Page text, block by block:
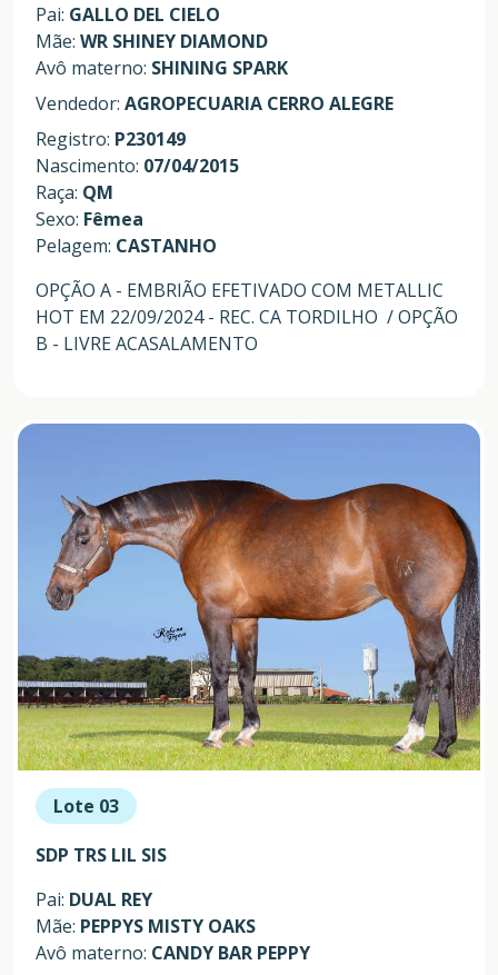
Pai: GALLO DEL CIELO
Mãe: WR SHINEY DIAMOND
Avô materno: SHINING SPARK
Vendedor: AGROPECUARIA CERRO ALEGRE
Registro: P230149
Nascimento: 07/04/2015
Raça: QM
Sexo: Fêmea
Pelagem: CASTANHO
OPÇÃO A - EMBRIÃO EFETIVADO COM METALLIC
HOT EM 22/09/2024 - REC. CA TORDILHO / OPÇÃO
B - LIVRE ACASALAMENTO
Lote 03
SDP TRS LIL SIS
Pai: DUAL REY
Mãe: PEPPYS MISTY OAKS
Avô materno: CANDY BAR PEPPY